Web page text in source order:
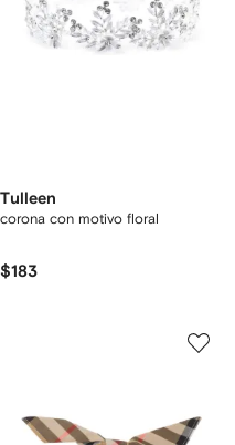
Tulleen
corona con motivo floral
$183